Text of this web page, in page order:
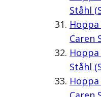
Ståhl
Caren
Ståhl